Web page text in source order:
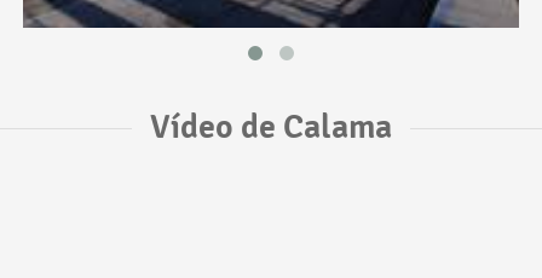
Vídeo de Calama